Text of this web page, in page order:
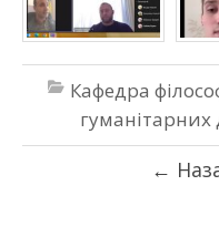
Кафедра
гуманітарних
←